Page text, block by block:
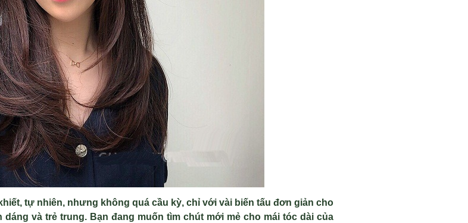
tự nhiên, nhưng không quá cầu kỳ, chỉ với vài biến tấu đơn giản cho
dáng và trẻ trung. Bạn đang muốn tìm chút mới mẻ cho mái tóc dài của